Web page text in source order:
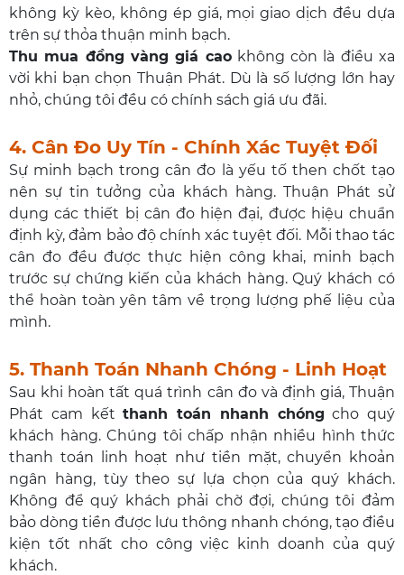
không kỳ kèo, không ép giá, mọi giao dịch đều dựa
trên sự thỏa thuận minh bạch.
Thu mua đồng vàng giá caokhông còn là điều xa
vời khi bạn chọn Thuận Phát. Dù là số lượng lớn hay
nhỏ, chúng tôi đều có chính sách giá ưu đãi.
4. Cân Đo Uy Tín - Chính Xác Tuyệt Đối
Sự minh bạch trong cân đo là yếu tố then chốt tạo
nên sự tin tưởng của khách hàng. Thuận Phát sử
dụng các thiết bị cân đo hiện đại, được hiệu chuẩn
định kỳ, đảm bảo độ chính xác tuyệt đối. Mỗi thao tác
cân đo đều được thực hiện công khai, minh bạch
trước sự chứng kiến của khách hàng. Quý khách có
thể hoàn toàn yên tâm về trọng lượng phế liệu của
mình.
5. Thanh Toán Nhanh Chóng - Linh Hoạt
Sau khi hoàn tất quá trình cân đo và định giá, Thuận
Phát cam kếtthanh toán nhanh chóng cho quý
khách hàng. Chúng tôi chấp nhận nhiều hình thức
thanh toán linh hoạt như tiền mặt, chuyển khoản
ngân hàng, tùy theo sự lựa chọn của quý khách.
Không để quý khách phải chờ đợi, chúng tôi đảm
bảo dòng tiền được lưu thông nhanh chóng, tạo điều
kiện tốt nhất cho công việc kinh doanh của quý
khách.